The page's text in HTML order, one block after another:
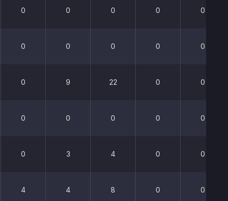
0 0 0 0 0
0 0 0 0 0
0 9 22 0 0
0 0 0 0 0
0 3 4 0 0
4 4 8 0 0